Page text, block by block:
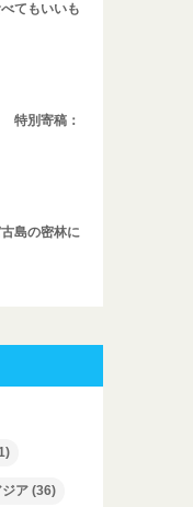
てもいいも
特別寄稿：
島の密林に
ジア (36)